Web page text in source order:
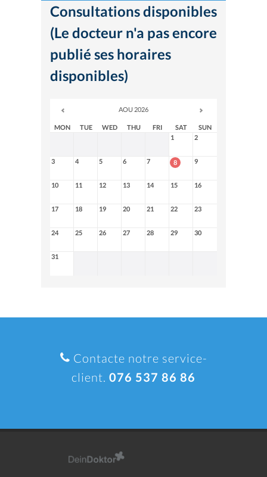
Consultations disponibles
(Le docteur n'a pas encore
publié ses horaires
disponibles)
AOU 2026
MON TUE WED THU FRI SAT
SUN
1
2
3 4 5 6 7 8 9
10 11 12 13 14 15 16
17 18 19 20 21 22 23
24 25 26 27 28 29 30
31
Contacte notre service-
client. 076 537 86 86